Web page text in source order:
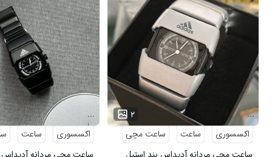
۲
...
اکسسوری
ساعت
ساعت مچی
...
اکسسوری
ساعت